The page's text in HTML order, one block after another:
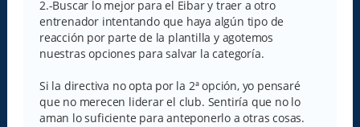
2.-Buscar lo mejor para el Eibar y traer a otro
entrenador intentando que haya algún tipo de
reacción por parte de la plantilla y agotemos
nuestras opciones para salvar la categoría.
Si la directiva no opta por la 2ª opción, yo pensaré
que no merecen liderar el club. Sentiría que no lo
aman lo suficiente para anteponerlo a otras cosas.